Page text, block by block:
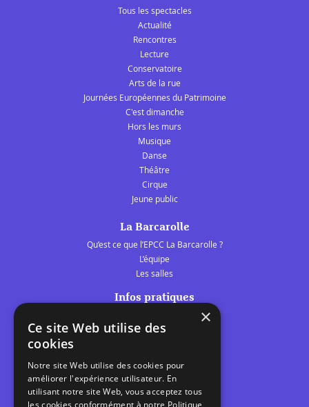
Tous les spectacles
Actualité
Rencontres
Lecture
Conservatoire
Arts de la rue
Journées Européennes du Patrimoine
C'est dimanche
Hors les murs
Musique
Danse
Théâtre
Cirque
Jeune public
La Barcarolle
Qu’est ce que l’EPCC La Barcarolle ?
L’équipe
Les salles
Infos pratiques
Les belles scènes audomaroises
Calendrier
Programme des spectacles
×
Ce site Web utilise des
cookies
Notre site Web utilise des cookies pour
améliorer l'expérience utilisateur. En
utilisant notre site Web, vous acceptez tous
les cookies conformément à notre Politique